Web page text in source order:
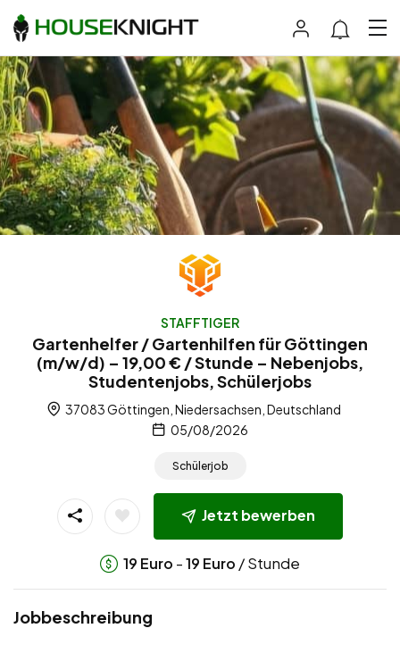
STAFFTIGER
Gartenhelfer / Gartenhilfen für Göttingen
(m/w/d) – 19,00 € / Stunde – Nebenjobs,
Studentenjobs, Schülerjobs
37083 Göttingen, Niedersachsen, Deutschland
05/08/2026
Schülerjob
Jetzt bewerben
19 Euro -19 Euro / Stunde
Jobbeschreibung